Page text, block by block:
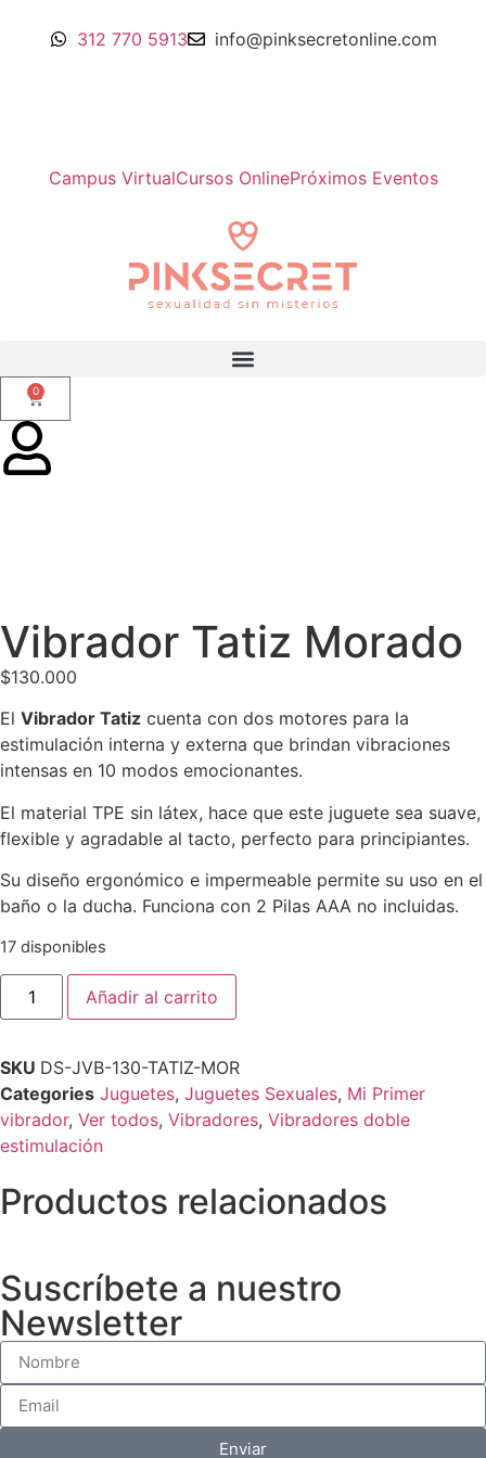
312 770 5913 info@pinksecretonline.com
Campus VirtualCursos OnlinePróximos Eventos
0
Vibrador Tatiz Morado
$130.000
El Vibrador Tatiz cuenta con dos motores para la
estimulación interna y externa que brindan vibraciones
intensas en 10 modos emocionantes.
El material TPE sin látex, hace que este juguete sea suave,
flexible y agradable al tacto, perfecto para principiantes.
Su diseño ergonómico e impermeable permite su uso en el
baño o la ducha. Funciona con 2 Pilas AAA no incluidas.
17 disponibles
Añadir al carrito
SKU DS-JVB-130-TATIZ-MOR
Categories Juguetes, Juguetes Sexuales, Mi Primer
vibrador, Ver todos, Vibradores, Vibradores doble
estimulación
Productos relacionados
Suscríbete a nuestro
Newsletter
Enviar